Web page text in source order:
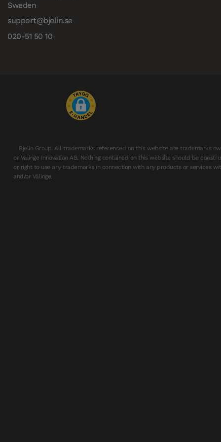
Sweden
support@bjelin.se
020-51 50 10
Bjelin Group. All trademarks referenced on this website are trademarks
or Välinge Innovation AB. Nothing contained on this website should be
or right to use any trademarks in connection with any products or services
and/or Välinge.